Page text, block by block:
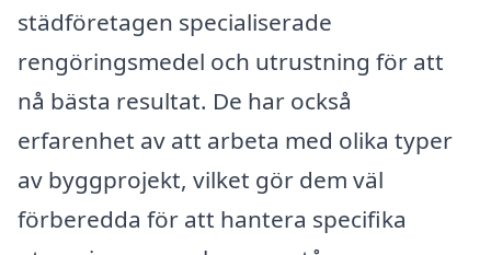
städföretagen specialiserade
rengöringsmedel och utrustning för att
nå bästa resultat. De har också
erfarenhet av att arbeta med olika typer
av byggprojekt, vilket gör dem väl
förberedda för att hantera specifika